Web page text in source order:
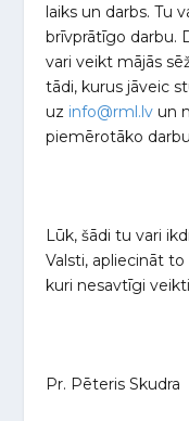
laiks un darbs. Tu
brīvprātīgo darbu.
vari veikt mājās
tādi, kurus jāveic
uz info@rml.lv un
piemērotāko
Lūk, šādi tu vari
Valsti, apliecināt
kuri nesavtīgi
Pr. Pēteris Skudra